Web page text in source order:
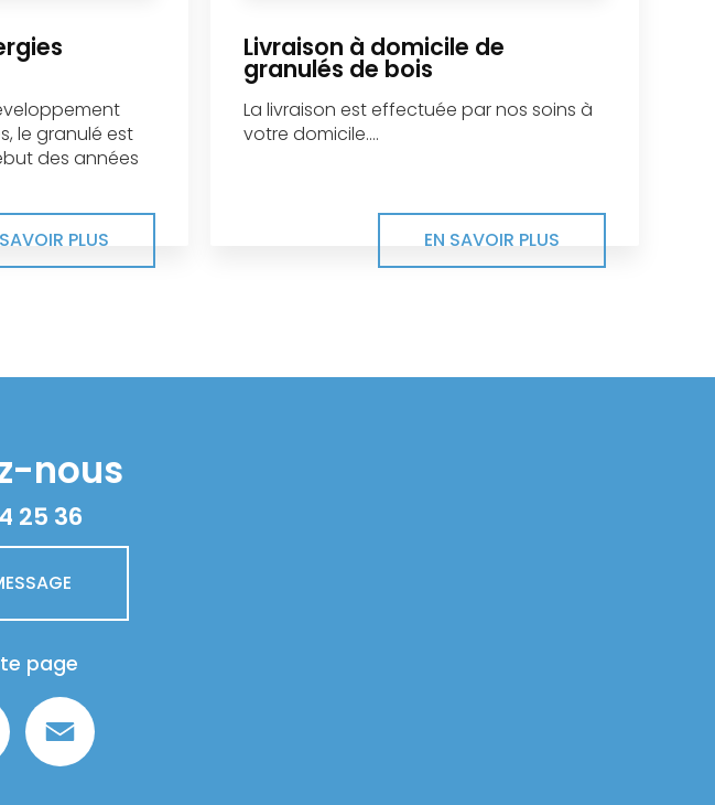
le granulé est
des années
PLUS
Livraison à domicile de
granulés de bois
La livraison est effectuée par nos soins à
votre domicile....
EN SAVOIR PLUS
nous
25 36
page